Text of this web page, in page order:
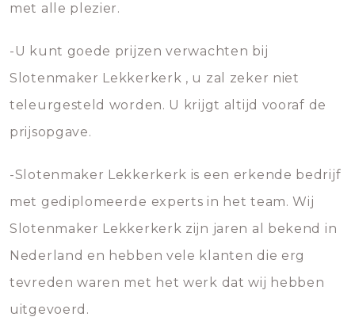
met alle plezier.
-U kunt goede prijzen verwachten bij
Slotenmaker Lekkerkerk , u zal zeker niet
teleurgesteld worden. U krijgt altijd vooraf de
prijsopgave.
-Slotenmaker Lekkerkerk is een erkende bedrijf
met gediplomeerde experts in het team. Wij
Slotenmaker Lekkerkerk zijn jaren al bekend in
Nederland en hebben vele klanten die erg
tevreden waren met het werk dat wij hebben
uitgevoerd.